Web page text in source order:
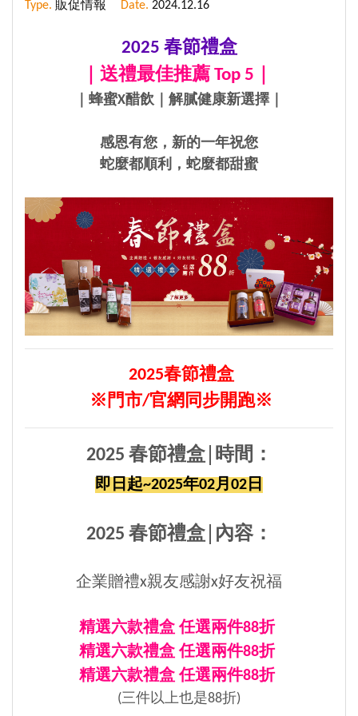
Type. 販促情報 Date. 2024.12.16
2025 春節禮盒
｜送禮最佳推薦 Top 5｜
蜂蜜X醋飲｜解膩健康新選擇
感恩有您， 新的一年祝您
蛇麼都順利， 蛇麼都甜蜜
2025春節禮盒
※ 門市/官網同步開跑※
2025 春節禮盒│ 時間：
即日起~2025年02月02日
2025 春節禮盒│ 內容：
企業贈禮x親友感謝x好友祝福
精選六款禮盒 任選兩件88折
精選六款禮盒 任選兩件88折
精選六款禮盒 任選兩件88折
(三件以上也是88折)